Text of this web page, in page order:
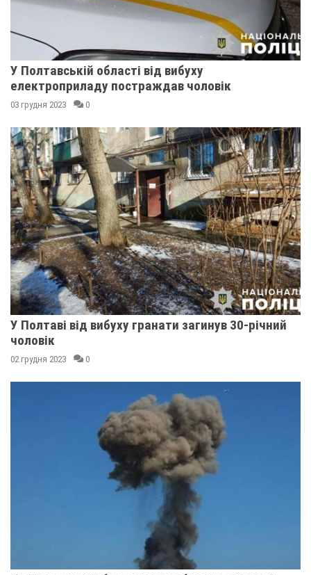
У Полтавській області від вибуху
електроприладу постраждав чоловік
03 грудня 2023 0
У Полтаві від вибуху гранати загинув 30-річний
чоловік
02 грудня 2023 0